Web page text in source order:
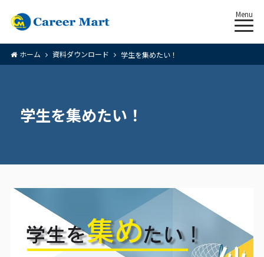
Menu
ホーム 資料ダウンロード 学生を集めたい！
学生を集めたい！